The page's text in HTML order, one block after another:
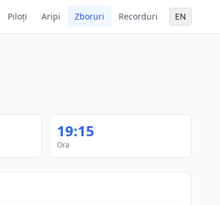
Piloți Aripi Zboruri Recorduri EN
19:15
Ora